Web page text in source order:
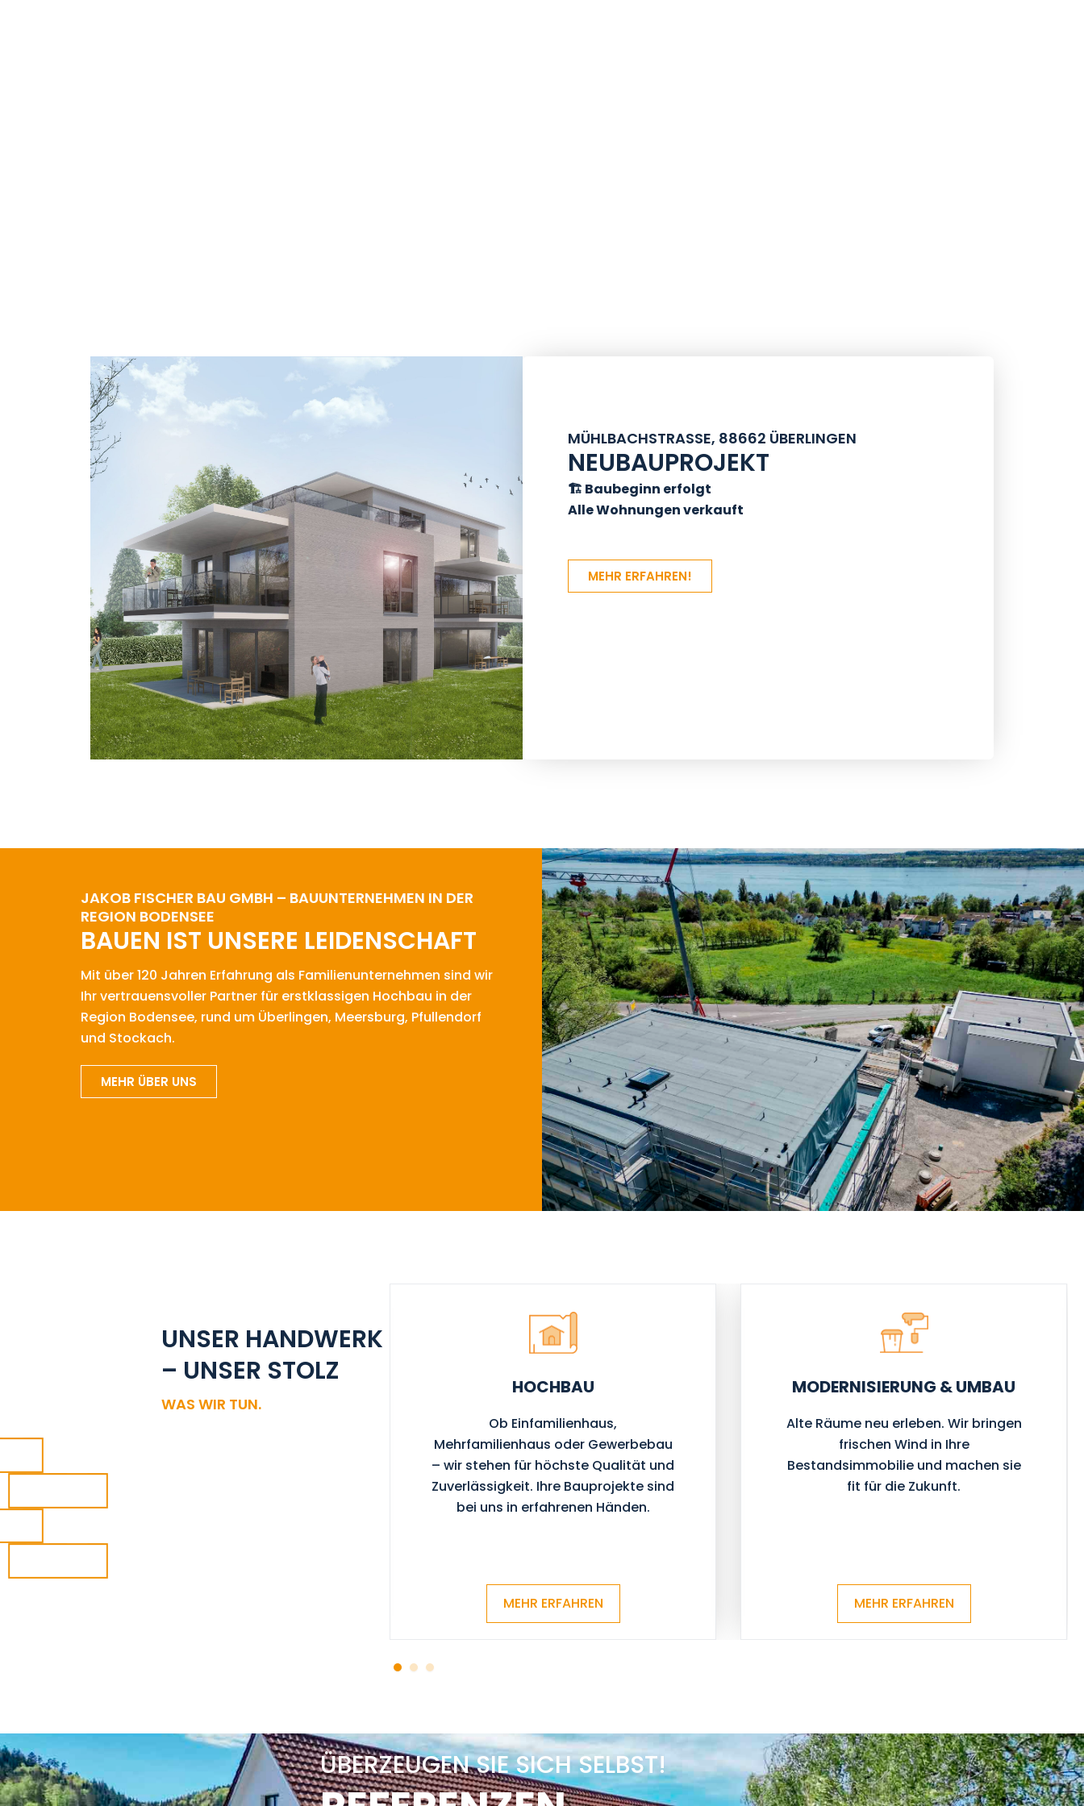
MÜHLBACHSTRASSE, 88662 ÜBERLINGEN
NEUBAUPROJEKT
🏗️ Baubeginn erfolgt
Alle Wohnungen verkauft
MEHR ERFAHREN!
JAKOB FISCHER BAU GMBH – BAUUNTERNEHMEN IN DER
REGION BODENSEE
BAUEN IST UNSERE LEIDENSCHAFT
Mit über 120 Jahren Erfahrung als Familienunternehmen sind wir
Ihr vertrauensvoller Partner für erstklassigen Hochbau in der
Region Bodensee, rund um Überlingen, Meersburg, Pfullendorf
und Stockach.
MEHR ÜBER UNS
UNSER HANDWERK
– UNSER STOLZ
WAS WIR TUN.
HOCHBAU
Ob Einfamilienhaus,
Mehrfamilienhaus oder Gewerbebau
– wir stehen für höchste Qualität und
Zuverlässigkeit. Ihre Bauprojekte sind
bei uns in erfahrenen Händen.
MEHR ERFAHREN
MODERNISIERUNG & UMBAU
Alte Räume neu erleben. Wir bringen
frischen Wind in Ihre
Bestandsimmobilie und machen sie
fit für die Zukunft.
MEHR ERFAHREN
ÜBERZEUGEN SIE SICH SELBST!